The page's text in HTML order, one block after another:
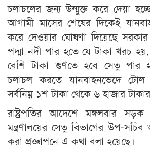
চলাচলের জন্য উন্মুক্ত করে দেয়া হচ্ছে
আগামী মাসের শেষের দিকেই
করে দেওয়ার ঘোষণা দিয়েছে
পদ্মা নদী পার হতে যে টাকা খরচ
বেশি টাকা গুণতে হবে সেতু পার
চলাচল করতে যানবাহনভেদে
সর্বনিম্ন ১শ টাকা থেকে ৬ হাজার
রাষ্ট্রপতির আদেশে মঙ্গলবার
মন্ত্রণালয়ের সেতু বিভাগের উপ-
করা প্রজ্ঞাপনে এ কথা বলা হয়েছে।